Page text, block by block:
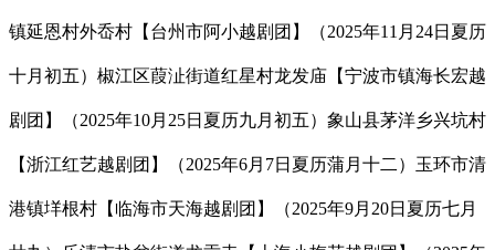
镇延恩村外岙村【台州市阿小越剧团】（2025年11月24日夏历
十月初五）椒江区葭沚街道红星村龙发庙【宁波市镇海长宏越
剧团】（2025年10月25日夏历九月初五）象山县茅洋乡兴坑村
【浙江红艺越剧团】（2025年6月7日夏历蒲月十二）玉环市清
港镇垟根村【临海市天海越剧团】（2025年9月20日夏历七月